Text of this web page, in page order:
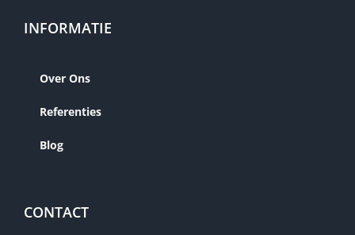
INFORMATIE
Over Ons
Referenties
Blog
CONTACT